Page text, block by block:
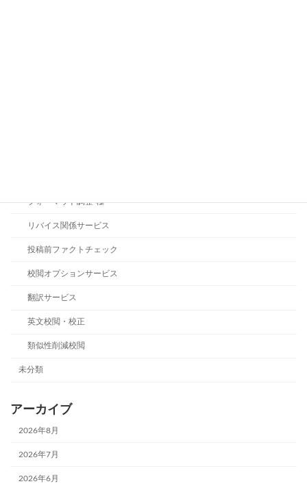
フォーマット調整-極-
リバイス関係サービス
投稿前ファクトチェック
校閲オプションサービス
翻訳サービス
英文校閲・校正
類似性削減校閲
未分類
アーカイブ
2026年8月
2026年7月
2026年6月